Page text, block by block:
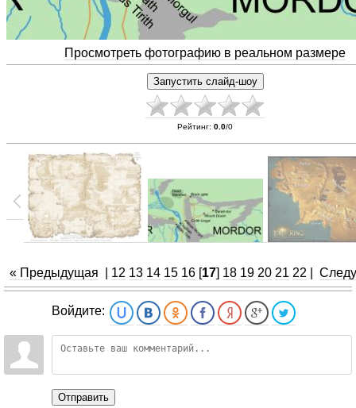
Просмотреть фотографию в реальном размере
Рейтинг: 0.0/0
« Предыдущая 12 13 14 15 16[17] 18 19 20 21 22
Войдите:
Отправить